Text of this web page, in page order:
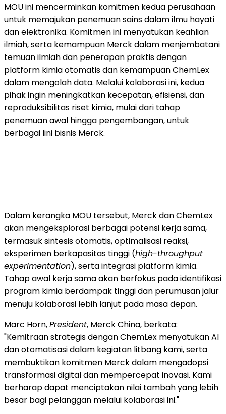
MOU ini mencerminkan komitmen kedua perusahaan
untuk memajukan penemuan sains dalam ilmu hayati
dan elektronika. Komitmen ini menyatukan keahlian
ilmiah, serta kemampuan Merck dalam menjembatani
temuan ilmiah dan penerapan praktis dengan
platform kimia otomatis dan kemampuan ChemLex
dalam mengolah data. Melalui kolaborasi ini, kedua
pihak ingin meningkatkan kecepatan, efisiensi, dan
reproduksibilitas riset kimia, mulai dari tahap
penemuan awal hingga pengembangan, untuk
berbagai lini bisnis Merck.
Dalam kerangka MOU tersebut, Merck dan ChemLex
akan mengeksplorasi berbagai potensi kerja sama,
termasuk sintesis otomatis, optimalisasi reaksi,
eksperimen berkapasitas tinggi (high-throughput
experimentation), serta integrasi platform kimia.
Tahap awal kerja sama akan berfokus pada identifikasi
program kimia berdampak tinggi dan perumusan jalur
menuju kolaborasi lebih lanjut pada masa depan.
Marc Horn,President, Merck China, berkata:
"Kemitraan strategis dengan ChemLex menyatukan AI
dan otomatisasi dalam kegiatan litbang kami, serta
membuktikan komitmen Merck dalam mengadopsi
transformasi digital dan mempercepat inovasi. Kami
berharap dapat menciptakan nilai tambah yang lebih
besar bagi pelanggan melalui kolaborasi ini."